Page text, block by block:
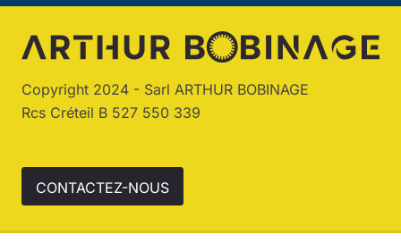
Copyright 2024 - Sarl ARTHUR BOBINAGE
Rcs Créteil B 527 550 339
CONTACTEZ-NOUS